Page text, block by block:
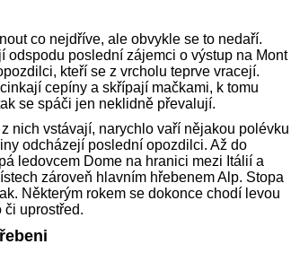
co nejdříve, ale obvykle se to nedaří.
odspodu poslední zájemci o výstup na Mont
kteří se z vrcholu teprve vracejí.
cepíny a skřípají mačkami, k tomu
se spáči jen neklidně převalují.
nich vstávají, narychlo vaří nějakou polévku
odcházejí poslední opozdilci. Až do
ledovcem Dome na hranici mezi Itálií a
zároveň hlavním hřebenem Alp. Stopa
Některým rokem se dokonce chodí levou
či uprostřed.